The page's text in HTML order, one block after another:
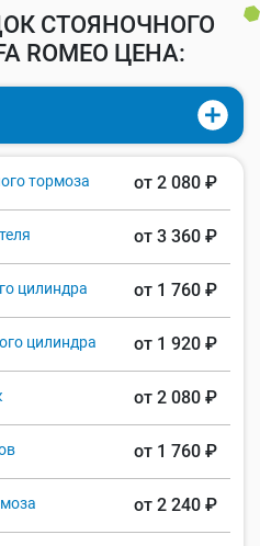
СТОЯНОЧНОГО
ROMEO ЦЕНА:
тормоза от 2 080 ₽
от 3 360 ₽
цилиндра от 1 760 ₽
цилиндра от 1 920 ₽
от 2 080 ₽
от 1 760 ₽
от 2 240 ₽